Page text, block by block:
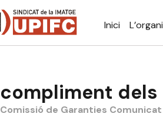
Inici
compliment
Comissió de Garanties Comunicat